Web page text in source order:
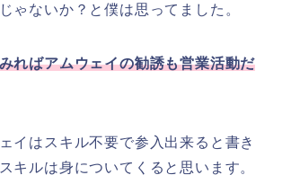
ゃないか？と僕は思ってました。
ればアムウェイの勧誘も営業活動だ
イはスキル不要で参入出来ると書き
キルは身についてくると思います。